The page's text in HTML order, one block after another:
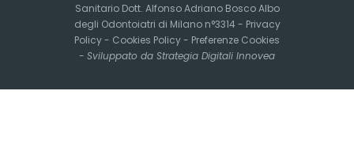
Sanitario Dott. Alfonso Adriano Bosco Albo
degli Odontoiatri di Milano n°3314 - Privacy
Policy- Cookies Policy- Preferenze Cookies
- Sviluppato da Strategia Digitali Innovea